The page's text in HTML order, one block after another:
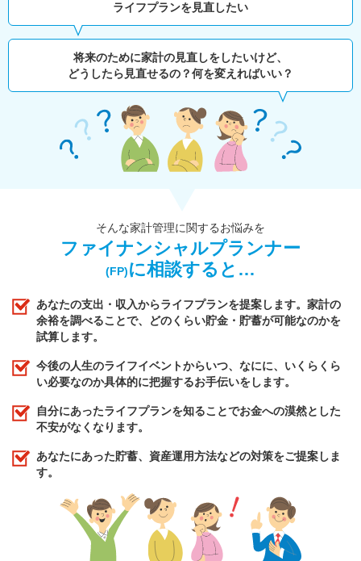
ライフプランを見直したい
将来のために家計の見直しをしたいけど、
どうしたら見直せるの？何を変えればいい？
そんな家計管理に関するお悩みを
ファイナンシャルプランナー
(FP)に相談すると…
あなたの支出・収入からライフプランを提案します。家計の
余裕を調べることで、どのくらい貯金・貯蓄が可能なのかを
試算します。
今後の人生のライフイベントからいつ、なにに、いくらくら
い必要なのか具体的に把握するお手伝いをします。
自分にあったライフプランを知ることでお金への漠然とした
不安がなくなります。
あなたにあった貯蓄、資産運用方法などの対策をご提案しま
す。